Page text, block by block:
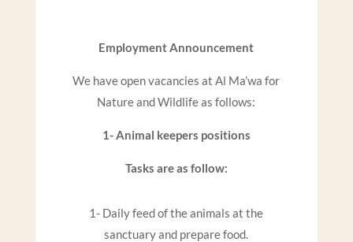
Employment Announcement
We have open vacancies at Al Ma’wa for
Nature and Wildlife as follows:
1- Animal keepers positions
Tasks are as follow:
1- Daily feed of the animals at the
sanctuary and prepare food.